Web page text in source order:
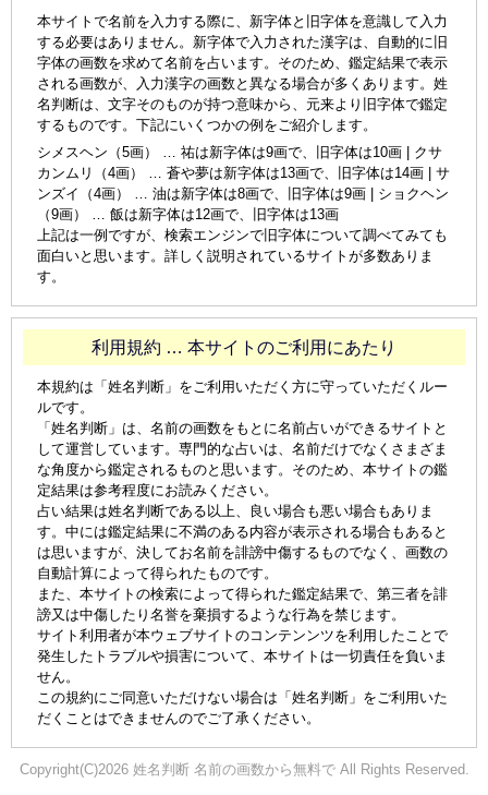
本サイトで名前を入力する際に、新字体と旧字体を意識して入力
する必要はありません。新字体で入力された漢字は、自動的に旧
字体の画数を求めて名前を占います。そのため、鑑定結果で表示
される画数が、入力漢字の画数と異なる場合が多くあります。姓
名判断は、文字そのものが持つ意味から、元来より旧字体で鑑定
するものです。下記にいくつかの例をご紹介します。
シメスヘン（5画） … 祐は新字体は9画で、旧字体は10画 | クサ
カンムリ（4画） … 蒼や夢は新字体は13画で、旧字体は14画 | サ
ンズイ（4画） … 油は新字体は8画で、旧字体は9画 | ショクヘン
（9画） … 飯は新字体は12画で、旧字体は13画
上記は一例ですが、検索エンジンで旧字体について調べてみても
面白いと思います。詳しく説明されているサイトが多数ありま
す。
利用規約 … 本サイトのご利用にあたり
本規約は「姓名判断」をご利用いただく方に守っていただくルー
ルです。
「姓名判断」は、名前の画数をもとに名前占いができるサイトと
して運営しています。専門的な占いは、名前だけでなくさまざま
な角度から鑑定されるものと思います。そのため、本サイトの鑑
定結果は参考程度にお読みください。
占い結果は姓名判断である以上、良い場合も悪い場合もありま
す。中には鑑定結果に不満のある内容が表示される場合もあると
は思いますが、決してお名前を誹謗中傷するものでなく、画数の
自動計算によって得られたものです。
また、本サイトの検索によって得られた鑑定結果で、第三者を誹
謗又は中傷したり名誉を棄損するような行為を禁じます。
サイト利用者が本ウェブサイトのコンテンンツを利用したことで
発生したトラブルや損害について、本サイトは一切責任を負いま
せん。
この規約にご同意いただけない場合は「姓名判断」をご利用いた
だくことはできませんのでご了承ください。
Copyright(C)2026 姓名判断 名前の画数から無料で All Rights Reserved.